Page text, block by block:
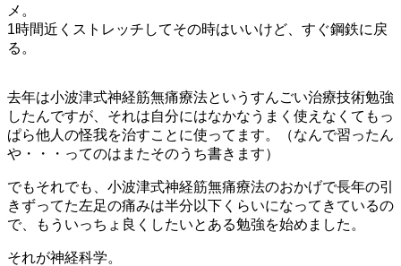
メ。
1時間近くストレッチしてその時はいいけど、すぐ鋼鉄に戻
る。
去年は小波津式神経筋無痛療法というすんごい治療技術勉強
したんですが、それは自分にはなかなうまく使えなくてもっ
ぱら他人の怪我を治すことに使ってます。（なんで習ったん
や・・・ってのはまたそのうち書きます）
でもそれでも、小波津式神経筋無痛療法のおかげで長年の引
きずってた左足の痛みは半分以下くらいになってきているの
で、もういっちょ良くしたいとある勉強を始めました。
それが神経科学。